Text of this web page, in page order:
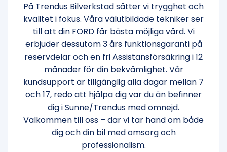
På Trendus Bilverkstad sätter vi trygghet och
kvalitet i fokus. Våra välutbildade tekniker ser
till att din FORD får bästa möjliga vård. Vi
erbjuder dessutom 3 års funktionsgaranti på
reservdelar och en fri Assistansförsäkring i 12
månader för din bekvämlighet. Vår
kundsupport är tillgänglig alla dagar mellan 7
och 17, redo att hjälpa dig var du än befinner
dig i Sunne/Trendus med omnejd.
Välkommen till oss – där vi tar hand om både
dig och din bil med omsorg och
professionalism.